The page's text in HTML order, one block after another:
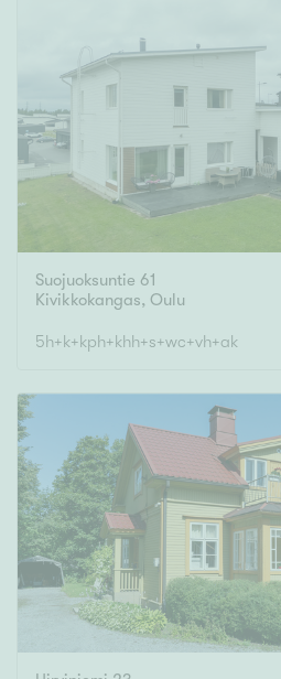
Suojuoksuntie 61
Kivikkokangas, Oulu
5h+k+kph+khh+s+wc+vh+ak